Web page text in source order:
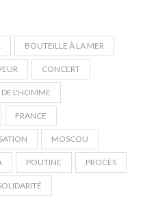
BOUTEILLE À LA MER
CONCERT
DE L'HOMME
FRANCE
MOSCOU
POUTINE PROCÈS